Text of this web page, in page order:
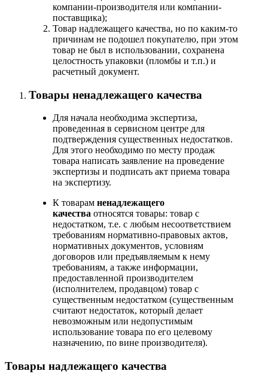
компании-производителя или компании-
поставщика);
Товар надлежащего качества, но по каким-то
причинам не подошел покупателю, при этом
товар не был в использовании, сохранена
целостность упаковки (пломбы и т.п.) и
расчетный документ.
Товары ненадлежащего качества
Для начала необходима экспертиза,
проведенная в сервисном центре для
подтверждения существенных недостатков.
Для этого необходимо по месту продаж
товара написать заявление на проведение
экспертизы и подписать акт приема товара
на экспертизу.
К товарам ненадлежащего
качества относятся товары: товар с
недостатком, т.е. с любым несоответствием
требованиям нормативно-правовых актов,
нормативных документов, условиям
договоров или предъявляемым к нему
требованиям, а также информации,
предоставленной производителем
(исполнителем, продавцом) товар с
существенным недостатком (существенным
считают недостаток, который делает
невозможным или недопустимым
использование товара по его целевому
назначению, по вине производителя).
Товары надлежащего качества